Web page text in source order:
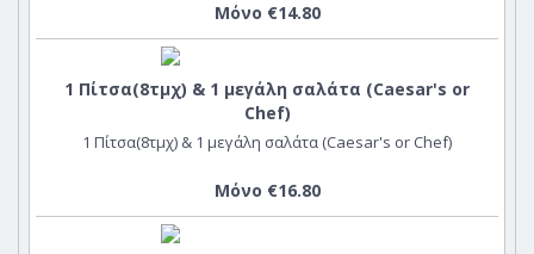
Μόνο €14.80
1 Πίτσα(8τμχ) & 1 μεγάλη σαλάτα (Caesar's or
Chef)
1 Πίτσα(8τμχ) & 1 μεγάλη σαλάτα (Caesar's or Chef)
Μόνο €16.80